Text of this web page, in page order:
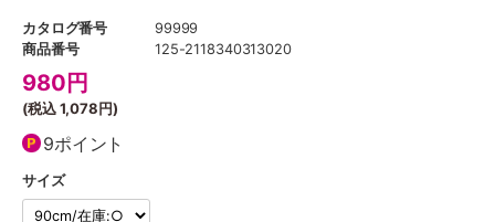
カタログ番号
99999
商品番号
125-2118340313020
980 円
(税込1,078円)
9ポイント
サイズ